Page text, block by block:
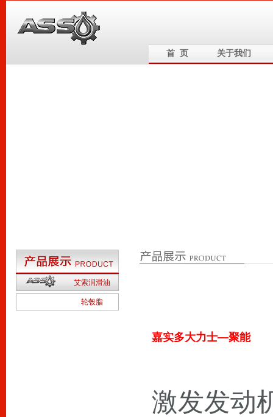
首 页 关于我们
5
3
1
艾索润滑油
轮毂脂
嘉实多大力士—聚能
激发发动